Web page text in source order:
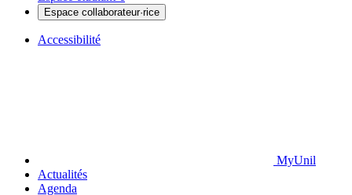
Espace collaborateur·rice
Accessibilité
MyUnil
Actualités
Agenda